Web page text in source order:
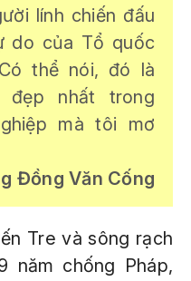
lính chiến đấu
do của Tổ quốc
thể nói, đó là
đẹp nhất trong
mà tôi mơ
Đồng Văn Cống
Tre và sông rạch
năm chống Pháp,